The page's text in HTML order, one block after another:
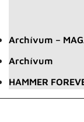
Archívum –
Archívum
HAMMER